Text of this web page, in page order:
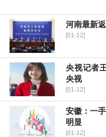
河南最新
[01-12]
央视记者
央视
[01-12]
安徽：一
明显
[01-12]